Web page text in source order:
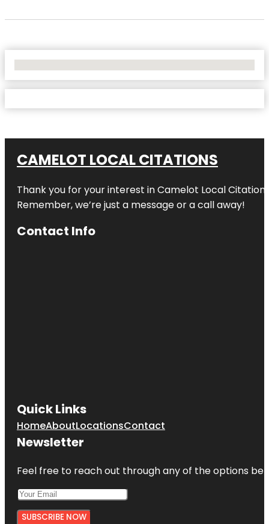
CAMELOT LOCAL CITATIONS
Thank you for your interest in Camelot Local
Remember, we’re just a message or a call away!
Contact Info
Quick Links
HomeAboutLocationsContact
Newsletter
Feel free to reach out through any of the options
SUBSCRIBE NOW